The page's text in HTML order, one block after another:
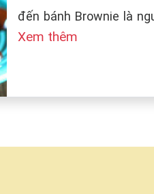
đến bánh Brownie là
tên bánh là Brown (màu
Xem thêm